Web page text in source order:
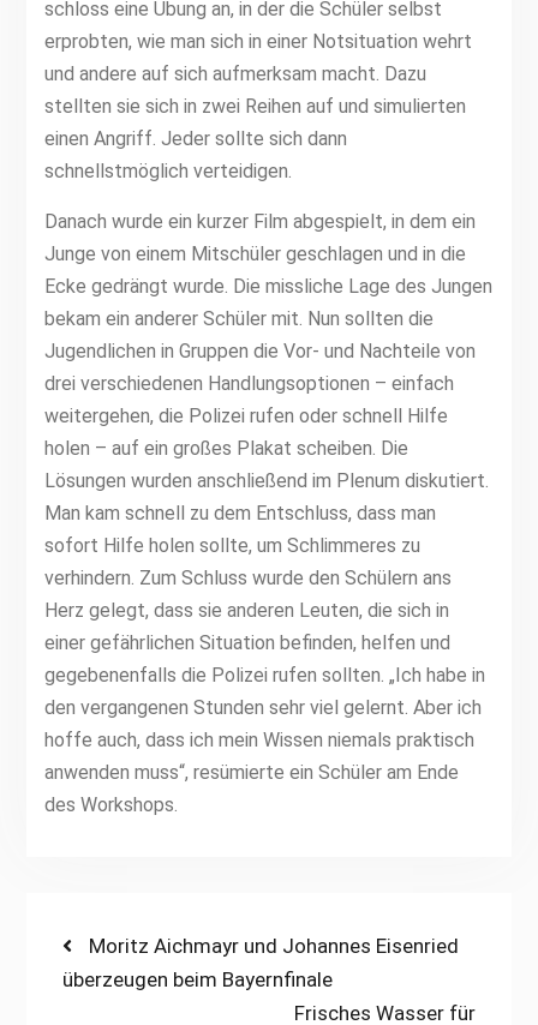
schloss eine Übung an, in der die Schüler selbst
erprobten, wie man sich in einer Notsituation wehrt
und andere auf sich aufmerksam macht. Dazu
stellten sie sich in zwei Reihen auf und simulierten
einen Angriff. Jeder sollte sich dann
schnellstmöglich verteidigen.
Danach wurde ein kurzer Film abgespielt, in dem ein
Junge von einem Mitschüler geschlagen und in die
Ecke gedrängt wurde. Die missliche Lage des Jungen
bekam ein anderer Schüler mit. Nun sollten die
Jugendlichen in Gruppen die Vor- und Nachteile von
drei verschiedenen Handlungsoptionen – einfach
weitergehen, die Polizei rufen oder schnell Hilfe
holen – auf ein großes Plakat scheiben. Die
Lösungen wurden anschließend im Plenum diskutiert.
Man kam schnell zu dem Entschluss, dass man
sofort Hilfe holen sollte, um Schlimmeres zu
verhindern. Zum Schluss wurde den Schülern ans
Herz gelegt, dass sie anderen Leuten, die sich in
einer gefährlichen Situation befinden, helfen und
gegebenenfalls die Polizei rufen sollten. „Ich habe in
den vergangenen Stunden sehr viel gelernt. Aber ich
hoffe auch, dass ich mein Wissen niemals praktisch
anwenden muss“, resümierte ein Schüler am Ende
des Workshops.
Beitragsnavigation
Previous
post:
Moritz Aichmayr und Johannes Eisenried
überzeugen beim Bayernfinale
Next
Frisches Wasser für